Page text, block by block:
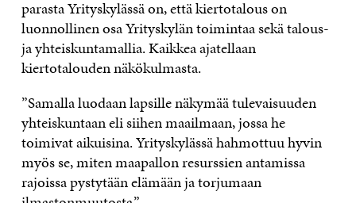
parasta Yrityskylässä on, että kiertotalous on
luonnollinen osa Yrityskylän toimintaa sekä talous-
ja yhteiskuntamallia. Kaikkea ajatellaan
kiertotalouden näkökulmasta.
”Samalla luodaan lapsille näkymää tulevaisuuden
yhteiskuntaan eli siihen maailmaan, jossa he
toimivat aikuisina. Yrityskylässä hahmottuu hyvin
myös se, miten maapallon resurssien antamissa
rajoissa pystytään elämään ja torjumaan